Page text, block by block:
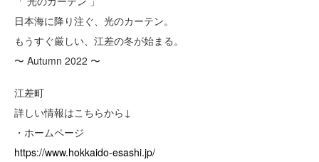
日本海に降り注ぐ、光のカーテン。
もうすぐ厳しい、江差の冬が始まる。
〜 Autumn 2022 〜
江差町
詳しい情報はこちらから↓
・ホームページ
https://www.hokkaido-esashi.jp/